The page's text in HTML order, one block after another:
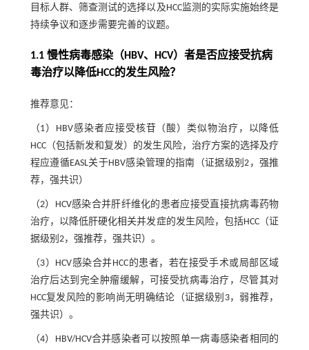
目标人群、筛查测试的选择以及HCC监测的实际实施始终是
持续争议和逐步需要完善的议题。
1.1 慢性病毒感染（HBV、HCV）者是否应接受抗病
毒治疗以降低HCC的发生风险？
推荐意见：
（1）HBV感染者应接受核苷（酸）类似物治疗，以降低
HCC（包括新发和复发）的发生风险，治疗方案的选择及疗
程应遵循EASL关于HBV感染管理的指南（证据级别2，强推
荐，强共识）
（2）HCV感染合并肝纤维化的患者应接受直接抗病毒药物
治疗，以降低肝硬化相关并发症的发生风险，包括HCC（证
据级别2，强推荐，强共识）。
（3）HCV感染合并HCC的患者，若在接受手术或局部区域
治疗后达到完全肿瘤缓解，可接受抗病毒治疗，尽管其对
HCC复发风险的影响尚无明确结论（证据级别3，弱推荐，
强共识）。
（4）HBV/HCV合并感染者可以按照单一病毒感染者相同的